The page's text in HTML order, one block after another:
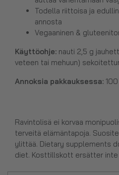
Todella riittoisa ja
annosta
Vegaaninen &
Käyttöohje: nauti 2,5 g
veteen tai mehuun)
Annoksia pakkauksessa:
Ravintolisä ei korvaa
terveitä elämäntapoja.
ylittää. Dietary supplements
diet. Kosttillskott ersätter inte